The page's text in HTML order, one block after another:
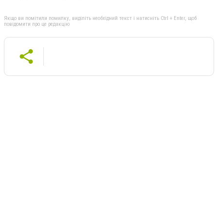
Якщо ви помітили помилку, виділіть необхідний текст і натисніть Ctrl + Enter, щоб
повідомити про це редакцію